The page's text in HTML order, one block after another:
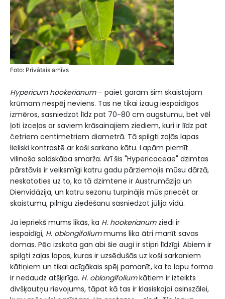
Fоtо: Privātais arhīvs
Hypericum hookerianum– paiet garām šim skaistajam
krūmam nespēj neviens. Tas ne tikai izaug iespaidīgos
izmēros, sasniedzot līdz pat 70-80 cm augstumu, bet vēl
ļoti izceļas ar saviem krāsainajiem ziediem, kuri ir līdz pat
četriem centimetriem diametrā. Tā spilgti zaļās lapas
lieliski kontrastē ar koši sarkano kātu. Lapām piemīt
vilinoša saldskāba smarža. Arī šis "Hypericaceae" dzimtas
pārstāvis ir veiksmīgi katru gadu pārziemojis mūsu dārzā,
neskatoties uz to, ka tā dzimtene ir Austrumāzija un
Dienvidāzija, un katru sezonu turpinājis mūs priecēt ar
skaistumu, pilnīgu ziedēšanu sasniedzot jūlija vidū.
Ja iepriekš mums likās, ka H. hookerianumziedi ir
iespaidīgi, H. oblongifoliummums lika ātri manīt savas
domas. Pēc izskata gan abi šie augi ir stipri līdzīgi. Abiem ir
spilgti zaļas lapas, kuras ir uzsēdušās uz koši sarkaniem
kātiņiem un tikai acīgākais spēj pamanīt, ka to lapu forma
ir nedaudz atšķirīga. H. oblongifolium kātiem ir izteikts
divšķautņu rievojums, tāpat kā tas ir klasiskajai asinszālei,